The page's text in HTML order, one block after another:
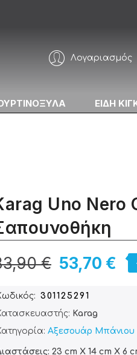
Λογαριασμός
ΕΙΔΗ
Uno Nero
53,70 €
€
301125291
Karag
Αξεσουάρ Μπάνιου
23 cm X 14 cm X 6